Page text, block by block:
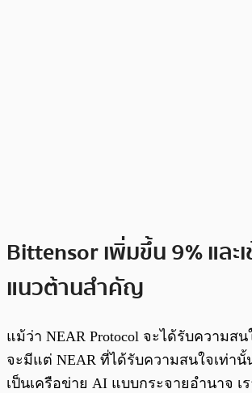
Bittensor เพิ่มขึ้น 9% และ
แนวต้านสำคัญ
แม้ว่า NEAR Protocol จะได้รับความส
จะมีแต่ NEAR ที่ได้รับความสนใจเท่านั้
เป็นเครือข่าย AI แบบกระจายอำนาจ เ